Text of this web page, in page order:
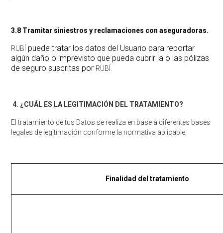
3.8 Tramitar siniestros y reclamaciones con aseguradoras.
RUBÍ puede tratar los datos del Usuario para reportar
algún daño o imprevisto que pueda cubrir la o las pólizas
de seguro suscritas por RUBÍ.
4. ¿CUÁL ES LA LEGITIMACIÓN DEL TRATAMIENTO?
El tratamiento de tus Datos se realiza en base a diferentes bases
legales de legitimación conforme la normativa aplicable:
Finalidad del tratamiento